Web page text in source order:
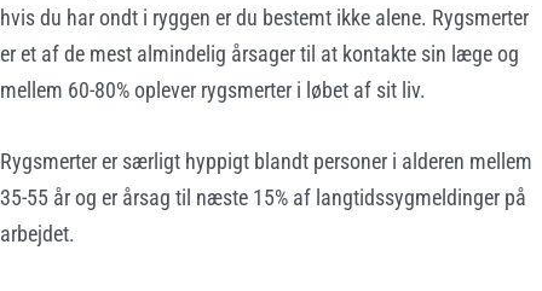
hvis du har ondt i ryggen er du bestemt ikke alene. Rygsmerter
er et af de mest almindelig årsager til at kontakte sin læge og
mellem 60-80% oplever rygsmerter i løbet af sit liv.
Rygsmerter er særligt hyppigt blandt personer i alderen mellem
35-55 år og er årsag til næste 15% af langtidssygmeldinger på
arbejdet.